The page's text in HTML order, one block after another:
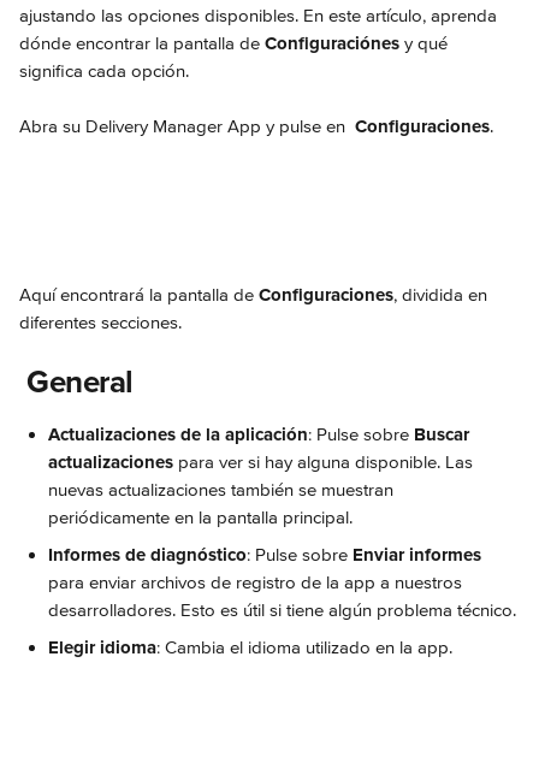
ajustando las opciones disponibles. En este artículo, aprenda
dónde encontrar la pantalla de Configuraciónes y qué
significa cada opción.
Abra su Delivery Manager App y pulse en Configuraciones.
Aquí encontrará la pantalla de Configuraciones, dividida en
diferentes secciones.
General
Actualizaciones de la aplicación: Pulse sobre Buscar
actualizaciones para ver si hay alguna disponible. Las
nuevas actualizaciones también se muestran
periódicamente en la pantalla principal.
Informes de diagnóstico: Pulse sobre Enviar informes
para enviar archivos de registro de la app a nuestros
desarrolladores. Esto es útil si tiene algún problema técnico.
Elegir idioma: Cambia el idioma utilizado en la app.